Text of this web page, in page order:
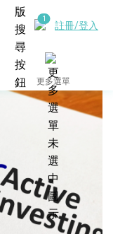
註冊/登入
更多選單